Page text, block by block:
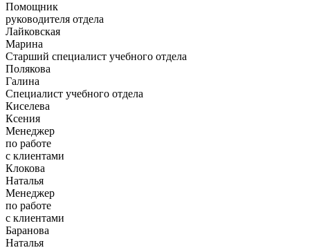
Помощник
руководителя отдела
Лайковская
Марина
Старший специалист учебного отдела
Полякова
Галина
Специалист учебного отдела
Киселева
Ксения
Менеджер
по работе
с клиентами
Клокова
Наталья
Менеджер
по работе
с клиентами
Баранова
Наталья